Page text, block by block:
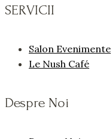
SERVICII
Salon Evenimente
Le Nush Café
Despre Noi